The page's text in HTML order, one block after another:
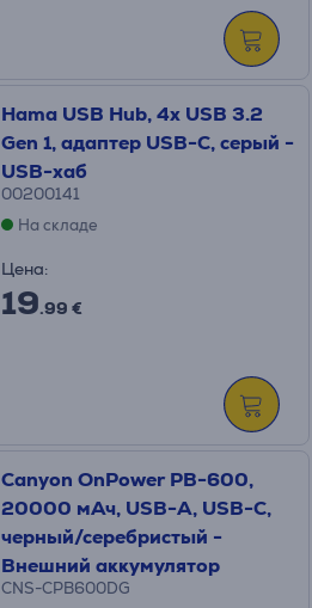
Hama USB Hub, 4x USB 3.2
Gen 1, адаптер USB-C, серый -
USB-хаб
00200141
На складе
Цена:
19.99 €
Canyon OnPower PB-600,
20000 мАч, USB-A, USB-C,
черный/серебристый -
Внешний аккумулятор
CNS-CPB600DG